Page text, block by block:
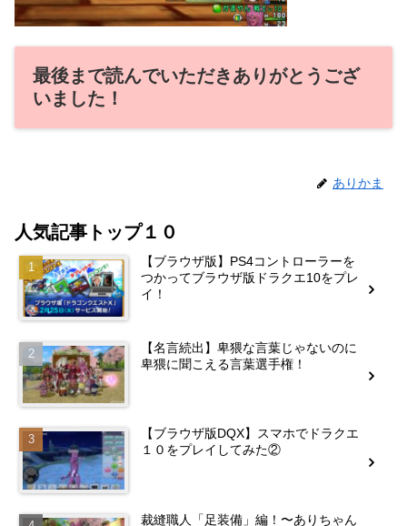
最後まで読んでいただきありがとうござ
いました！
ありかま
人気記事トップ１０
【ブラウザ版】PS4コントローラーを
つかってブラウザ版ドラクエ10をプレ
イ！
【名言続出】卑猥な言葉じゃないのに
卑猥に聞こえる言葉選手権！
【ブラウザ版DQX】スマホでドラクエ
１０をプレイしてみた②
裁縫職人「足装備」編！〜ありちゃん